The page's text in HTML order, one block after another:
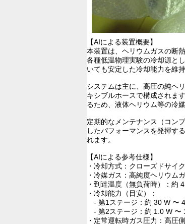
【AIによる装置概要】
本装置は、ヘリウムガスの断
各種低温物理実験の冷却源と
いても安定した冷却能力を維持
システムは主に、高圧の純ヘ
キシブルホースで構成されま
るため、液体ヘリウム等の冷
定期的なメンテナンス（コン
したパフォーマンスを発揮す
れます。
【AIによる参考仕様】
・冷却方式：クローズドサイ
・冷媒ガス：高純度ヘリウム
・到達温度（無負荷時）：約
・冷却能力（目安）：
- 第1ステージ：約 30 W 〜
- 第2ステージ：約 1.0 W 〜
・定常運転時ガス圧力：高圧